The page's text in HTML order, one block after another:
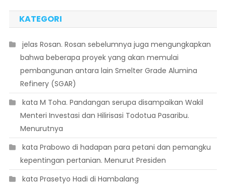
KATEGORI
 jelas Rosan. Rosan sebelumnya juga mengungkapkan
bahwa beberapa proyek yang akan memulai
pembangunan antara lain Smelter Grade Alumina
Refinery (SGAR)
 kata M Toha. Pandangan serupa disampaikan Wakil
Menteri Investasi dan Hilirisasi Todotua Pasaribu.
Menurutnya
 kata Prabowo di hadapan para petani dan pemangku
kepentingan pertanian. Menurut Presiden
 kata Prasetyo Hadi di Hambalang